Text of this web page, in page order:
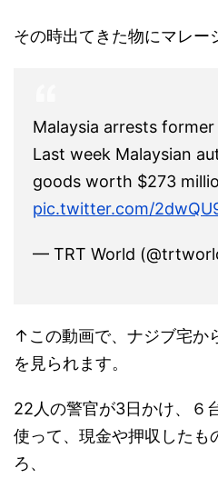
その時出てきた物にマレー
Malaysia arrests former
Last week Malaysian
goods worth $273
pic.twitter.com/
— TRT World
↑この動画で、ナジブ宅か
を見られます。
22人の警官が3日かけ、６
使って、現金や押収したも
ろ、